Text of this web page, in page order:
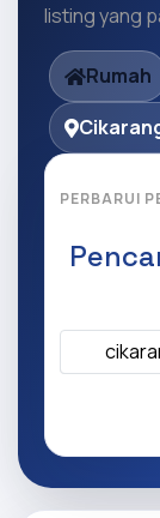
listing yang
Rumah
PERBARUI